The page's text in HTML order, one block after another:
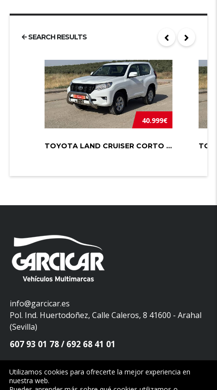
SEARCH RESULTS
40.999€
TOYOTA LAND CRUISER CORTO 2.8 D-4D ...
info@garcicar.es
Pol. Ind. Huertodoñez, Calle Caleros, 8 41600 - Arahal
(Sevilla)
607 93 01 78 692 68 41 01
Copyright © 2026. Garcicar Vehículos Multimarcas. Todos los
Utilizamos cookies para ofrecerte la mejor experiencia en
nuestra web.